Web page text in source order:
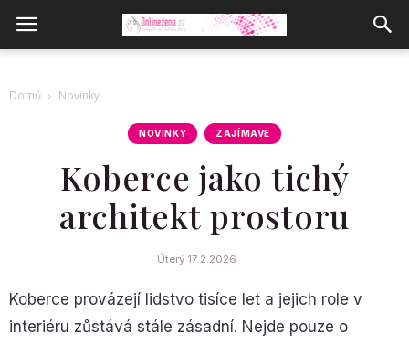
Domů Novinky
NOVINKY ZAJÍMAVÉ
Koberce jako tichý
architekt prostoru
Úterý 17.2.2026
Koberce provázejí lidstvo tisíce let a jejich role v
interiéru zůstává stále zásadní. Nejde pouze o